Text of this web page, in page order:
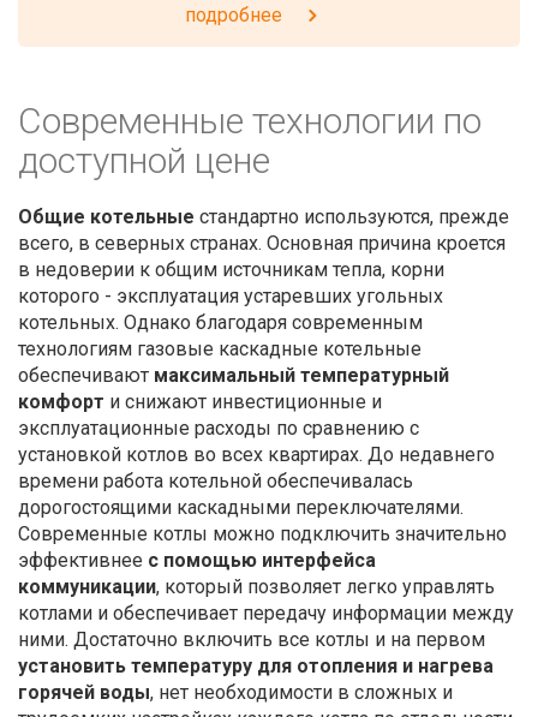
подробнее
Современные технологии по
доступной цене
Общие котельные стандартно используются, прежде
всего, в северных странах. Основная причина кроется
в недоверии к общим источникам тепла, корни
которого - эксплуатация устаревших угольных
котельных. Однако благодаря современным
технологиям газовые каскадные котельные
обеспечивают максимальный температурный
комфорт и снижают инвестиционные и
эксплуатационные расходы по сравнению с
установкой котлов во всех квартирах. До недавнего
времени работа котельной обеспечивалась
дорогостоящими каскадными переключателями.
Современные котлы можно подключить значительно
эффективнее с помощью интерфейса
коммуникации, который позволяет легко управлять
котлами и обеспечивает передачу информации между
ними. Достаточно включить все котлы и на первом
установить температуру для отопления и нагрева
горячей воды, нет необходимости в сложных и